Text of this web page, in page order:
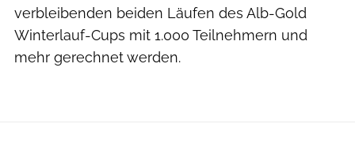
verbleibenden beiden Läufen des Alb-Gold
Winterlauf-Cups mit 1.000 Teilnehmern und
mehr gerechnet werden.